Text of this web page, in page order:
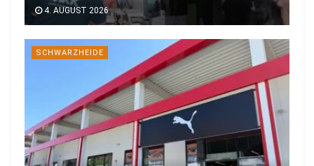
4. AUGUST 2026
SCHWARZHEIDE